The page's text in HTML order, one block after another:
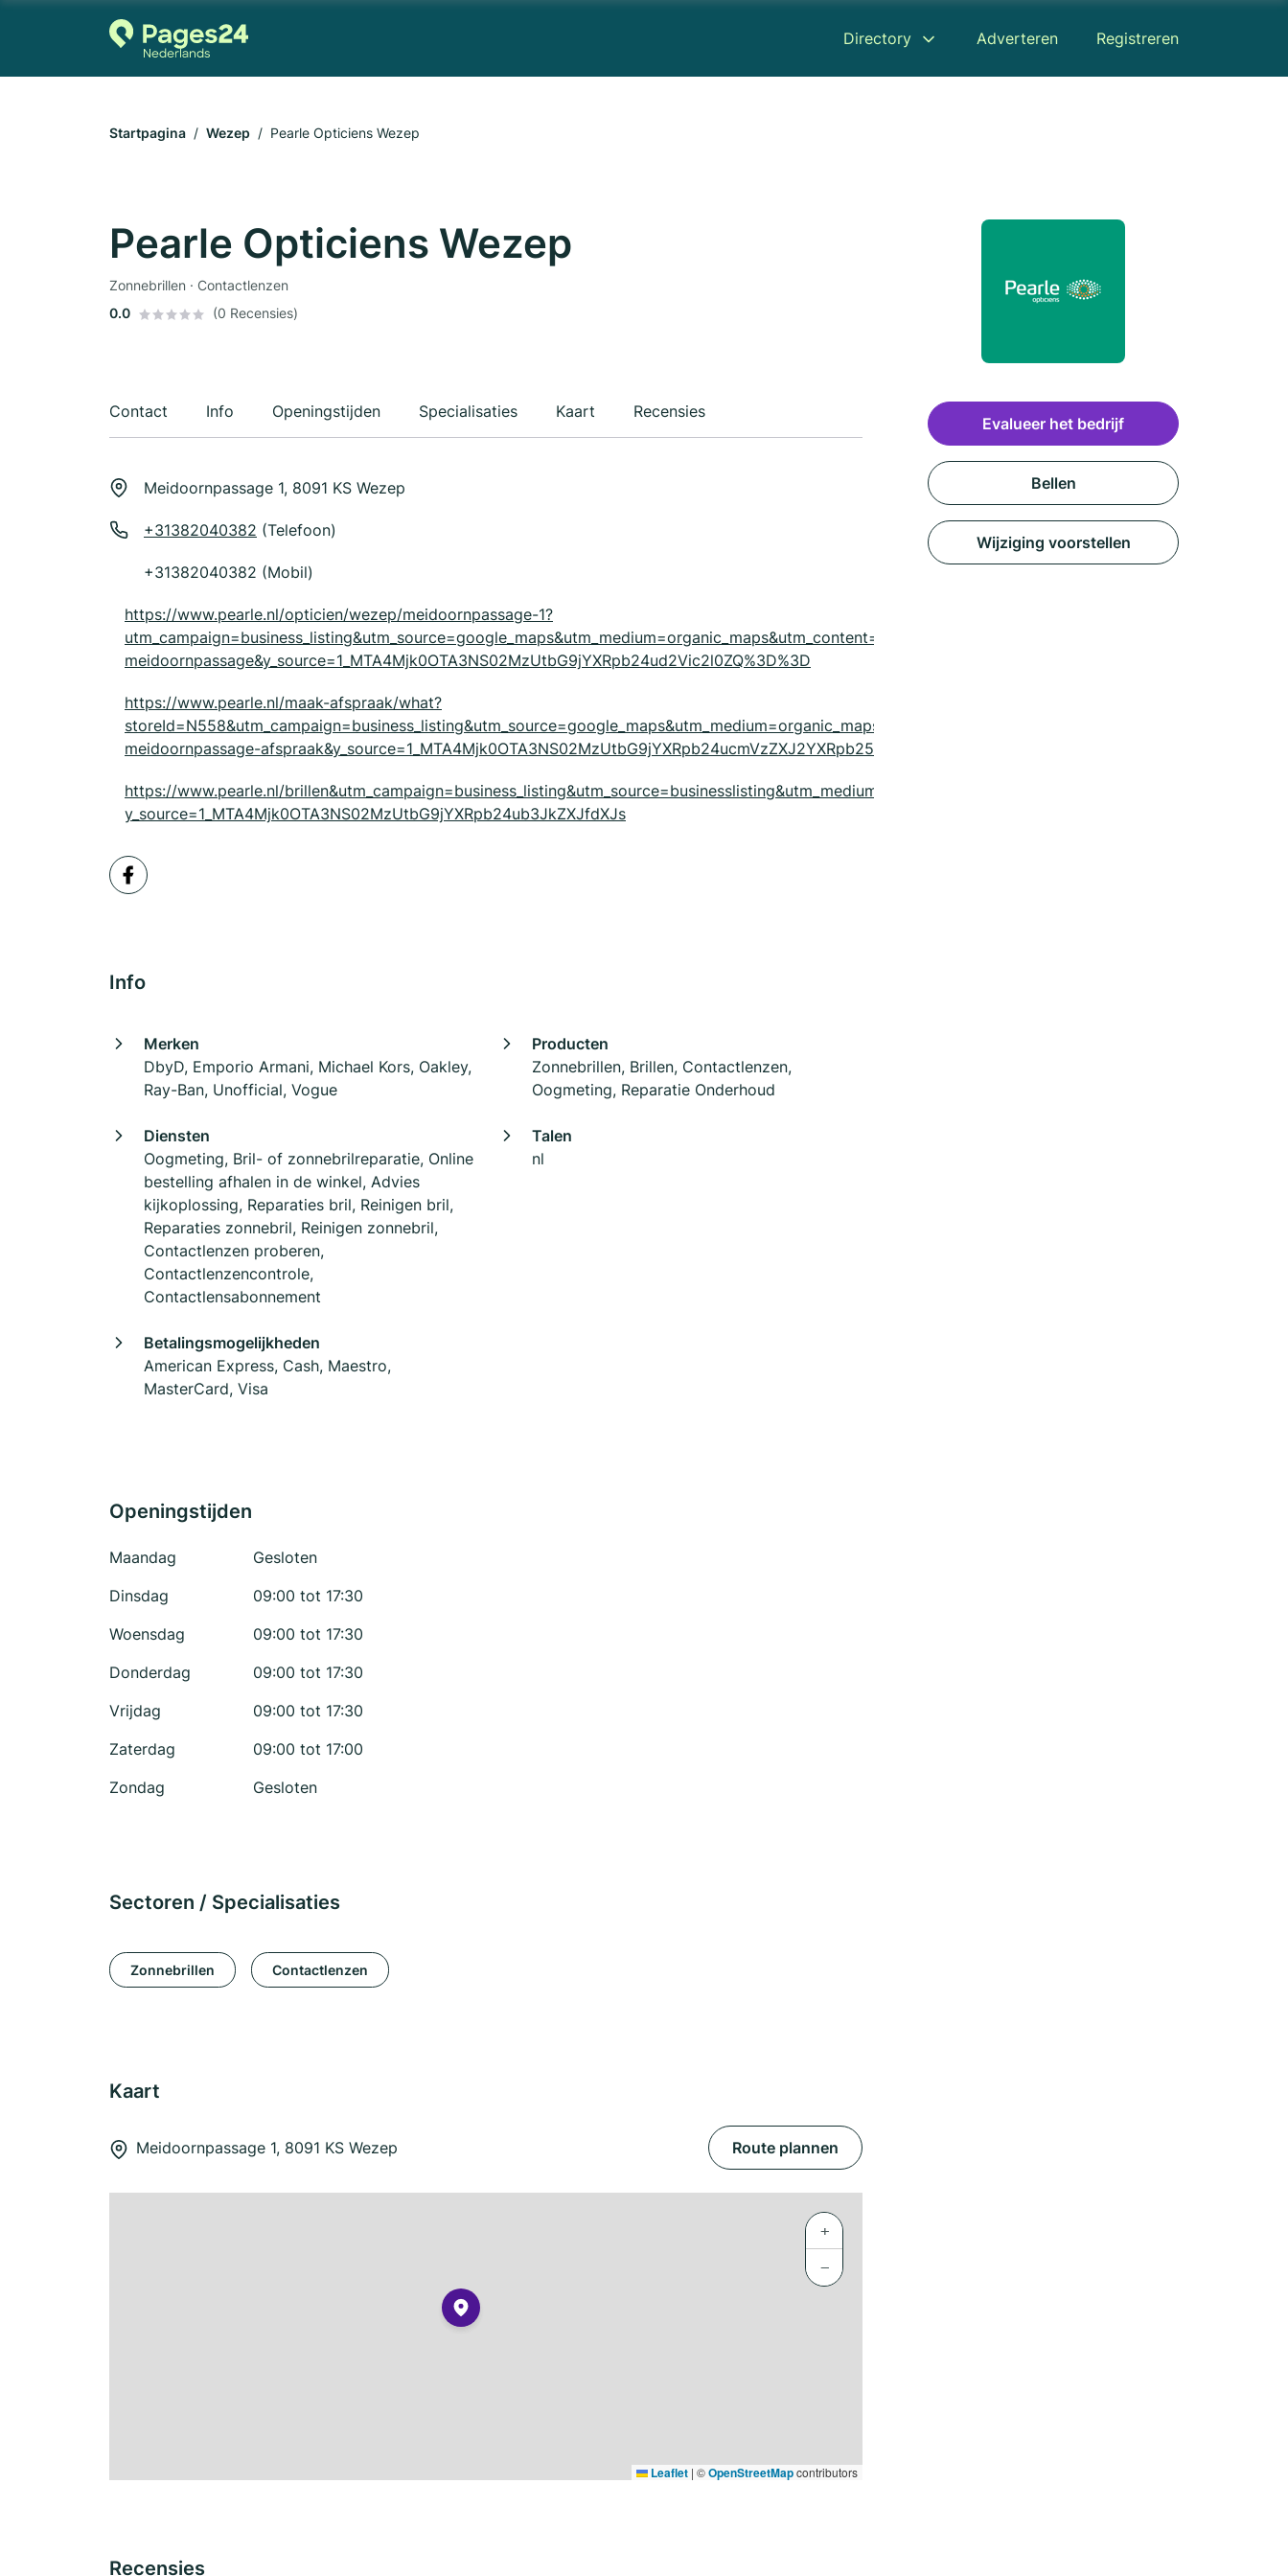
Directory Adverteren Registreren
Startpagina Wezep Pearle Opticiens Wezep
Pearle Opticiens Wezep
Zonnebrillen · Contactlenzen
0.0
(0 Recensies)
Contact Info Openingstijden Specialisaties Kaart Recensies
Meidoornpassage 1, 8091 KS Wezep
+31382040382 (Telefoon)
+31382040382 (Mobil)
https://www.pearle.nl/opticien/wezep/meidoornpassage-1?
utm_campaign=business_listing&utm_source=google_maps&utm_medium=organic_maps&utm_content=wezep-
meidoornpassage&y_source=1_MTA4Mjk0OTA3NS02MzUtbG9jYXRpb24ud2Vic2l0ZQ%3D%3D
https://www.pearle.nl/maak-afspraak/what?
storeId=N558&utm_campaign=business_listing&utm_source=google_maps&utm_medium=organic_maps&utm_content=wezep-
meidoornpassage-afspraak&y_source=1_MTA4Mjk0OTA3NS02MzUtbG9jYXRpb24ucmVzZXJ2YXRpb25fdXJs
https://www.pearle.nl/brillen&utm_campaign=business_listing&utm_source=businesslisting&utm_medium=listing&utm_content=order_url?
y_source=1_MTA4Mjk0OTA3NS02MzUtbG9jYXRpb24ub3JkZXJfdXJs
Info
Merken
DbyD, Emporio Armani, Michael Kors, Oakley,
Ray-Ban, Unofficial, Vogue
Producten
Zonnebrillen, Brillen, Contactlenzen,
Oogmeting, Reparatie Onderhoud
Diensten
Oogmeting, Bril- of zonnebrilreparatie, Online
bestelling afhalen in de winkel, Advies
kijkoplossing, Reparaties bril, Reinigen bril,
Reparaties zonnebril, Reinigen zonnebril,
Contactlenzen proberen,
Contactlenzencontrole,
Contactlensabonnement
Talen
nl
Betalingsmogelijkheden
American Express, Cash, Maestro,
MasterCard, Visa
Openingstijden
Maandag
Gesloten
Dinsdag
09:00 tot 17:30
Woensdag
09:00 tot 17:30
Donderdag
09:00 tot 17:30
Vrijdag
09:00 tot 17:30
Zaterdag
09:00 tot 17:00
Zondag
Gesloten
Sectoren / Specialisaties
Zonnebrillen Contactlenzen
Kaart
Meidoornpassage 1, 8091 KS Wezep Route plannen
+
−
Leaflet | ©OpenStreetMapcontributors
Recensies
Evalueer het bedrijf
Bellen
Wijziging voorstellen